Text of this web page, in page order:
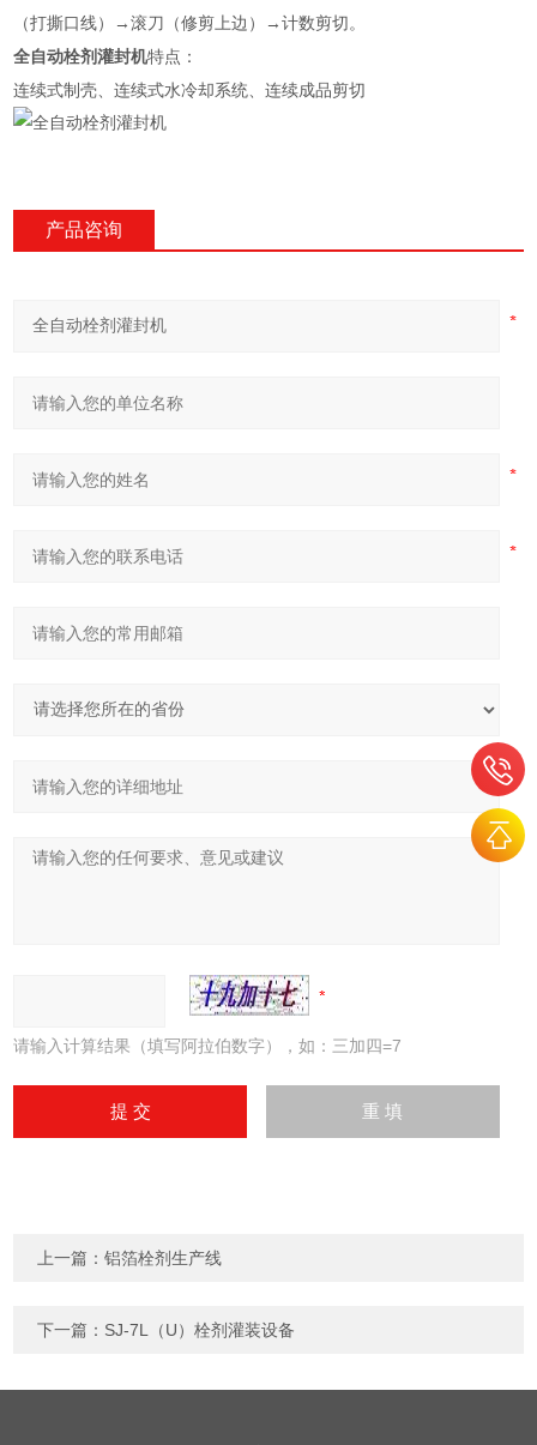
（打撕口线）→滚刀（修剪上边）→计数剪切。
全自动栓剂灌封机特点：
连续式制壳、连续式水冷却系统、连续成品剪切
产品咨询
请输入计算结果（填写阿拉伯数字），如：三加四=7
上一篇：铝箔栓剂生产线
下一篇： SJ-7L（U）栓剂灌装设备